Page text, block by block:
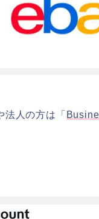
人の方は「